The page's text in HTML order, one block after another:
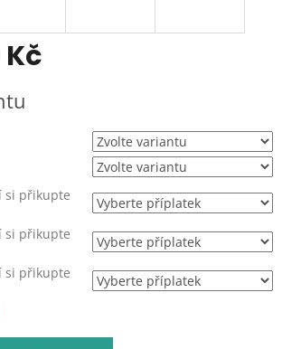
Kč
si přikupte
si přikupte
si přikupte